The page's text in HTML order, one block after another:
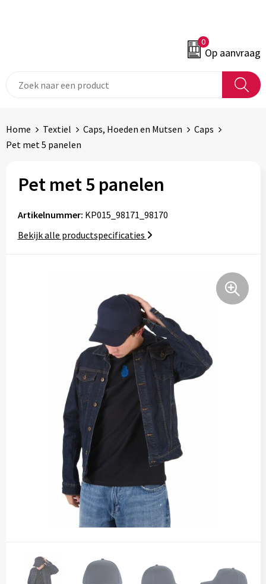
0
Op aanvraag
Home Textiel Caps, Hoeden en Mutsen
Caps
Pet met 5 panelen
Pet met 5 panelen
Artikelnummer: KP015_98171_98170
Bekijk alle productspecificaties